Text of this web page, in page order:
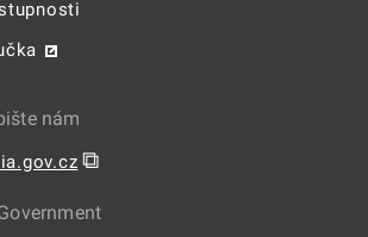
nám
⧉